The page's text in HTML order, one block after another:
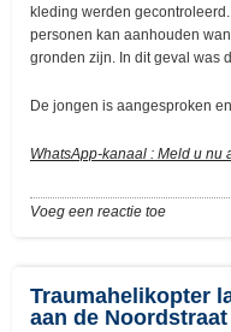
kleding werden
personen kan aanhouden
gronden zijn. In dit geval was
De jongen is aangesproken
WhatsApp-kanaal : Meld u nu
Voeg een reactie toe
Traumahelikopter
aan de